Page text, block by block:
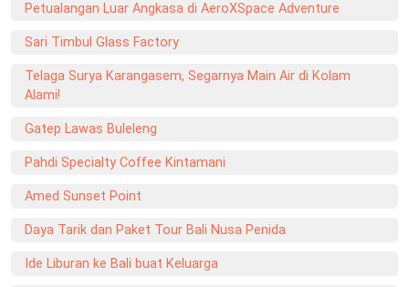
Petualangan Luar Angkasa di AeroXSpace Adventure
Sari Timbul Glass Factory
Telaga Surya Karangasem, Segarnya Main Air di Kolam
Alami!
Gatep Lawas Buleleng
Pahdi Specialty Coffee Kintamani
Amed Sunset Point
Daya Tarik dan Paket Tour Bali Nusa Penida
Ide Liburan ke Bali buat Keluarga